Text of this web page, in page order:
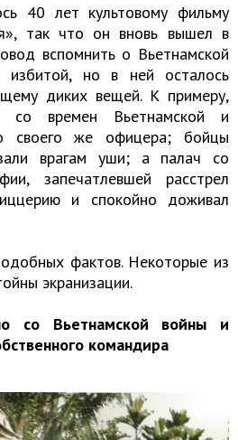
40 лет культовому фильму
так что он вновь вышел в
вспомнить о Вьетнамской
избитой, но в ней осталось
диких вещей. К примеру,
со времен Вьетнамской и
своего же офицера; бойцы
врагам уши; а палач со
запечатлевшей расстрел
и спокойно доживал
фактов. Некоторые из
экранизации.
со Вьетнамской войны и
командира